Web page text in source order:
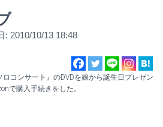
: 2010/10/13 18:48
コンサート』のDVDを娘から誕生日プレゼン
で購入手続きをした。